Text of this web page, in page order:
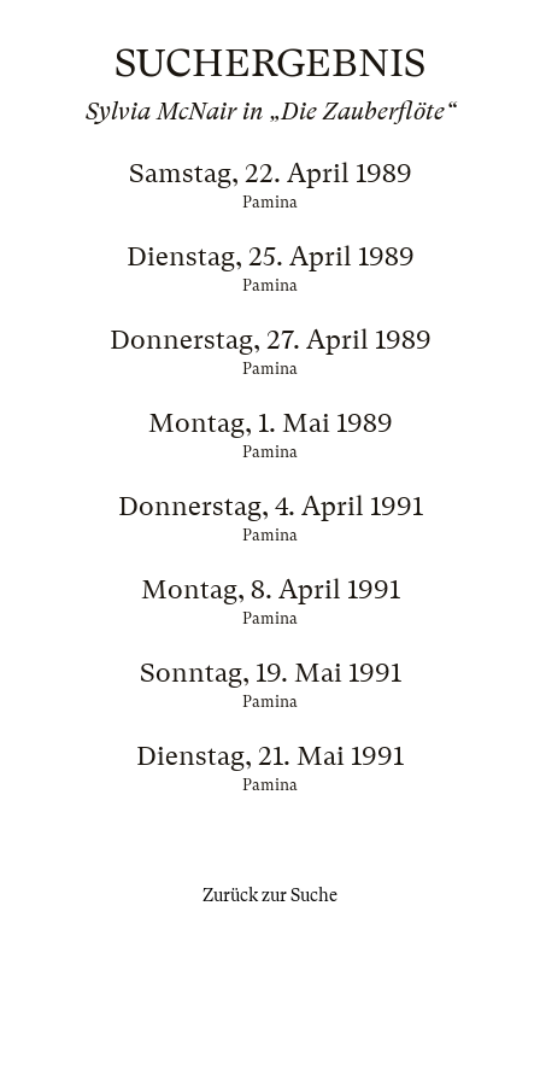
SUCHERGEBNIS
Sylvia McNair in „Die Zauberflöte“
Samstag, 22. April 1989
Pamina
Dienstag, 25. April 1989
Pamina
Donnerstag, 27. April 1989
Pamina
Montag, 1. Mai 1989
Pamina
Donnerstag, 4. April 1991
Pamina
Montag, 8. April 1991
Pamina
Sonntag, 19. Mai 1991
Pamina
Dienstag, 21. Mai 1991
Pamina
Zurück zur Suche